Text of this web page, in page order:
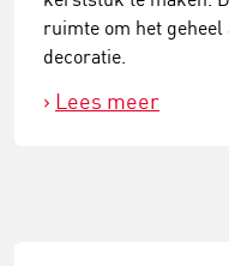
ruimte om het
decoratie.
Lees meer